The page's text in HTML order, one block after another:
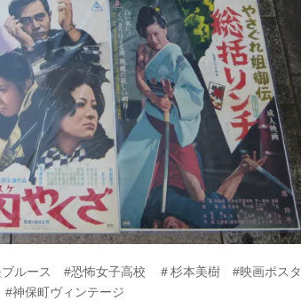
ルース #恐怖女子高校 ＃杉本美樹 #映画ポスタ
保町ヴィンテージ